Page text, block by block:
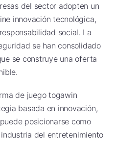
del sector adopten un
innovación tecnológica,
social. La
se han consolidado
se construye una oferta
de juego togawin
basada en innovación,
posicionarse como
del entretenimiento